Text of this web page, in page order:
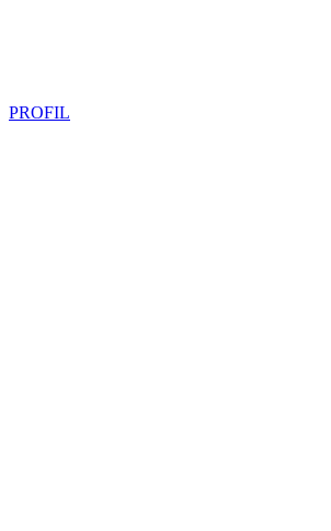
PROFIL